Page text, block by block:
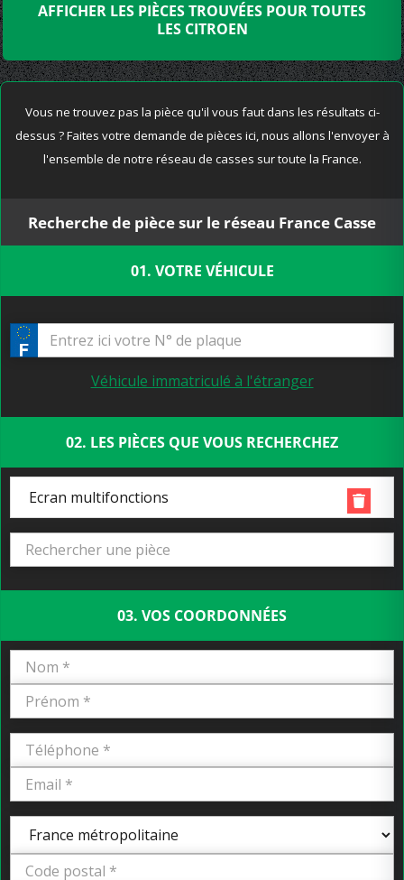
AFFICHER LES PIÈCES TROUVÉES POUR TOUTES
LES CITROEN
Vous ne trouvez pas la pièce qu'il vous faut dans les résultats ci-
dessus ? Faites votre demande de pièces ici, nous allons l'envoyer à
l'ensemble de notre réseau de casses sur toute la France.
Recherche de pièce sur le réseau France Casse
01. VOTRE VÉHICULE
Véhicule immatriculé à l'étranger
02. LES PIÈCES QUE VOUS RECHERCHEZ
Ecran multifonctions
03. VOS COORDONNÉES